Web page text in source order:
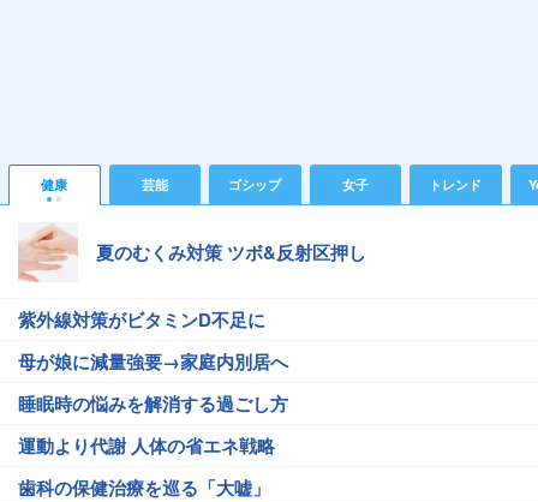
健康 芸能 ゴシップ 女子 トレンド
夏のむくみ対策 ツボ&反射区押し
紫外線対策がビタミンD不足に
母が娘に減量強要→家庭内別居へ
睡眠時の悩みを解消する過ごし方
運動より代謝 人体の省エネ戦略
歯科の保健治療を巡る「大嘘」